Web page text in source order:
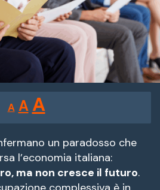
A
Reducir
tamaño
de
fuente.
A Restablecer
tamaño
de
fuente
AAumentar
tamaño
de
fuente.
un paradosso che
l’economia italiana:
ma non cresce il futuro.